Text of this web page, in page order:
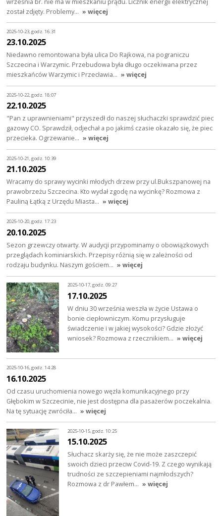
został zdjęty. Problemy… » więcej
2025-10-23, godz. 16:31
23.10.2025
Niedawno remontowana była ulica Do Rajkowa, na pograniczu
Szczecina i Warzymic. Przebudowa była długo oczekiwana przez
mieszkańców Warzymic i Przecławia… » więcej
2025-10-22, godz. 18:07
22.10.2025
"Pan z uprawnieniami" przyszedł do naszej słuchaczki sprawdzić piec
gazowy CO. Sprawdził, odjechał a po jakimś czasie okazało się, że piec
przecieka. Ogrzewanie… » więcej
2025-10-21, godz. 10:39
21.10.2025
Wracamy do sprawy wycinki młodych drzew przy ul.Bukszpanowej na
prawobrzeżu Szczecina. Kto wydał zgodę na wycinkę? Rozmowa z
Pauliną Łątką z Urzędu Miasta… » więcej
2025-10-20, godz. 17:23
20.10.2025
Sezon grzewczy otwarty. W audycji przypominamy o obowiązkowych
przeglądach kominiarskich. Przepisy różnią się w zależności od
rodzaju budynku. Naszym gościem… » więcej
2025-10-17, godz. 09:27
17.10.2025
W dniu 30 września weszła w życie Ustawa o
bonie ciepłowniczym. Komu przysługuje
świadczenie i w jakiej wysokości? Gdzie złożyć
wniosek? Rozmowa z rzecznikiem… » więcej
2025-10-16, godz. 14:28
16.10.2025
Od czasu uruchomienia nowego węzła komunikacyjnego przy
Głębokim w Szczecinie, nie jest dostępna dla pasażerów poczekalnia.
Na tę sytuację zwróciła… » więcej
2025-10-15, godz. 10:25
15.10.2025
Słuchacz skarży się, że nie może zaszczepić
swoich dzieci przeciw Covid-19. Z czego wynikają
trudności ze szczepieniami najmłodszych?
Rozmowa z dr Pawłem… » więcej